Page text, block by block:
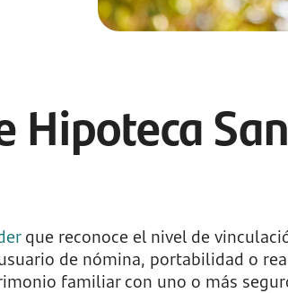
Hipoteca
que reconoce el nivel de
de nómina, portabilidad o
familiar con uno o más